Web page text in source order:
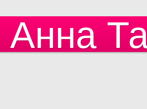
Анна